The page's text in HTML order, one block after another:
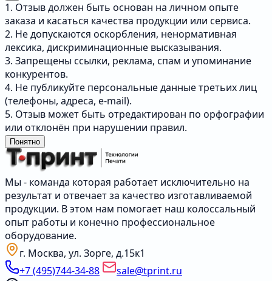
1. Отзыв должен быть основан на личном опыте
заказа и касаться качества продукции или сервиса.
2. Не допускаются оскорбления, ненормативная
лексика, дискриминационные высказывания.
3. Запрещены ссылки, реклама, спам и упоминание
конкурентов.
4. Не публикуйте персональные данные третьих лиц
(телефоны, адреса, e-mail).
5. Отзыв может быть отредактирован по орфографии
или отклонён при нарушении правил.
Понятно
Мы - команда которая работает исключительно на
результат и отвечает за качество изготавливаемой
продукции. В этом нам помогает наш колоссальный
опыт работы и конечно профессиональное
оборудование.
г. Москва, ул. Зорге, д.15к1
+7 (495)744-34-88
sale@tprint.ru